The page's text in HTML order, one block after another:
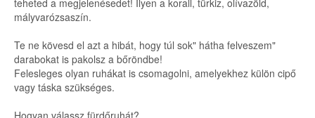
teheted a megjelenésedet! Ilyen a korall, türkiz, olívazöld,
mályvarózsaszín.
Te ne kövesd el azt a hibát, hogy túl sok" hátha felveszem"
darabokat is pakolsz a bőröndbe!
Felesleges olyan ruhákat is csomagolni, amelyekhez külön cipő
vagy táska szükséges.